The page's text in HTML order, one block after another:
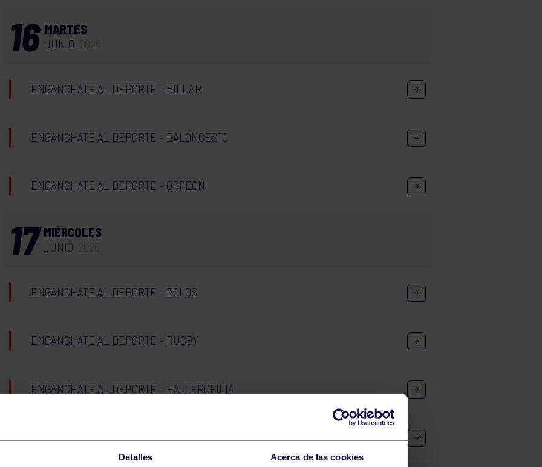
Detalles Acerca de las cookies
16 MARTES
JUNIO
ENGANCHATE AL DEPORTE – BILLAR
ENGANCHATE AL DEPORTE – BALONCESTO
ENGANCHATE AL DEPORTE – ORFEÓN
17 MIÉRCOLES
JUNIO
ENGANCHATE AL DEPORTE – BOLOS
ENGANCHATE AL DEPORTE – RUGBY
ENGANCHATE AL DEPORTE – HALTEROFILIA
ENGANCHATE AL DEPORTE – TIRO CON ARCO